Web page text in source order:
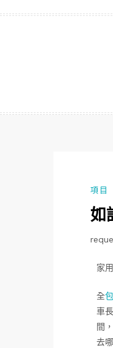
項目
如
家
全
車
間
去